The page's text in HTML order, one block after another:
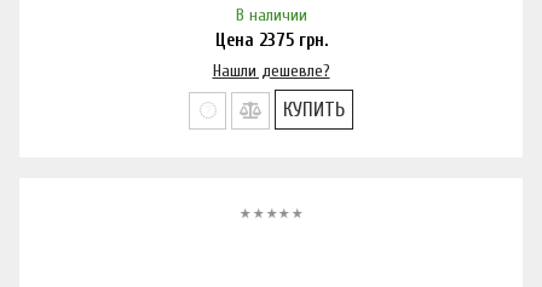
В наличии
Цена 2375грн.
Нашли дешевле?
КУПИТЬ